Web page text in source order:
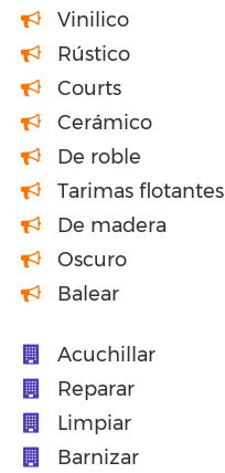
Vinilico
Rústico
Courts
Cerámico
De roble
Tarimas flotantes
De madera
Oscuro
Balear
Acuchillar
Reparar
Limpiar
Barnizar